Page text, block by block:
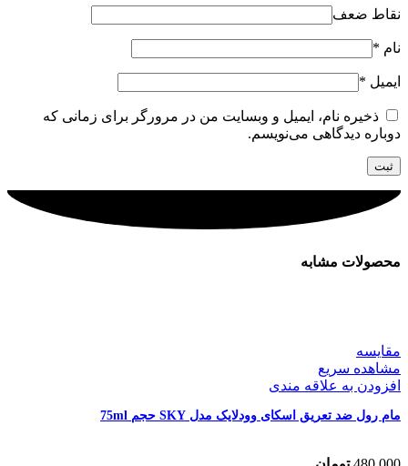
نقاط ضعف
نام *
ایمیل *
ذخیره نام، ایمیل و وبسایت من در مرورگر برای زمانی که
دوباره دیدگاهی می‌نویسم.
محصولات مشابه
مقایسه
مشاهده سریع
افزودن به علاقه مندی
مام رول ضد تعریق اسکای وودلایک مدل SKY حجم 75ml